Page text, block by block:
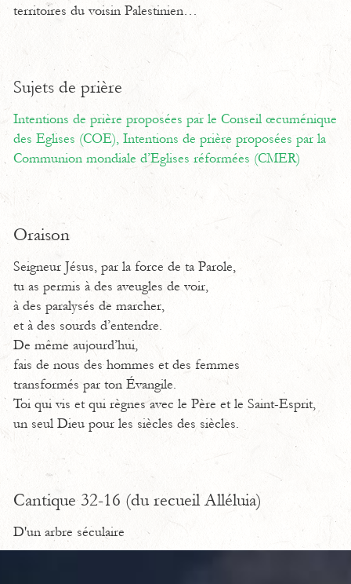
territoires du voisin Palestinien…
Sujets de prière
Intentions de prière proposées par le Conseil œcuménique
des Eglises (COE), Intentions de prière proposées par la
Communion mondiale d’Eglises réformées (CMER)
Oraison
Seigneur Jésus, par la force de ta Parole,
tu as permis à des aveugles de voir,
à des paralysés de marcher,
et à des sourds d’entendre.
De même aujourd’hui,
fais de nous des hommes et des femmes
transformés par ton Évangile.
Toi qui vis et qui règnes avec le Père et le Saint-Esprit,
un seul Dieu pour les siècles des siècles.
Cantique 32-16 (du recueil Alléluia)
D'un arbre séculaire